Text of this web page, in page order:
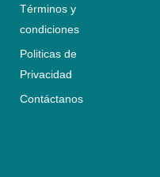
Términos y
condiciones
Politicas de
Privacidad
Contáctanos